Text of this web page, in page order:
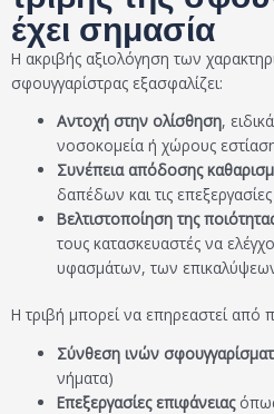
έχει σημασία
Η ακριβής αξιολόγηση των
σφουγγαρίστρας εξασφαλίζει:
Αντοχή στην ολίσθηση,
νοσοκομεία ή χώρους
Συνέπεια απόδοσης
δαπέδων και τις
Βελτιστοποίηση της
τους κατασκευαστές να
υφασμάτων, των
Η τριβή μπορεί να επηρεαστεί από
Σύνθεση ινών
νήματα)
Επεξεργασίες επιφάνειαςόπως